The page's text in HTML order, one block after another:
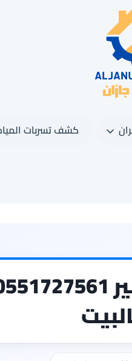
كشف تسربات
شركة تنظيف موكيت بمحايل عسير